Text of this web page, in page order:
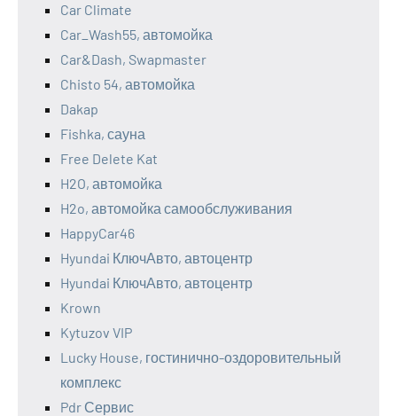
Car Climate
Car_Wash55, автомойка
Car&Dash, Swapmaster
Chisto 54, автомойка
Dakap
Fishka, сауна
Free Delete Kat
H2O, автомойка
H2o, автомойка самообслуживания
HappyCar46
Hyundai КлючАвто, автоцентр
Hyundai КлючАвто, автоцентр
Krown
Kytuzov VIP
Lucky House, гостинично-оздоровительный
комплекс
Pdr Сервис